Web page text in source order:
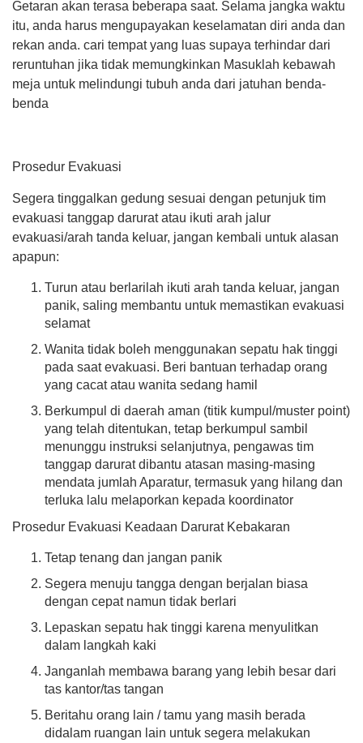
25 Juli 2026
34 Kali
Resmi Buka Turnamen
Olahraga di Nagari Koto Tuo
Getaran akan terasa beberapa saat. Selama jangka waktu
itu, anda harus mengupayakan keselamatan diri anda dan
rekan anda. cari tempat yang luas supaya terhindar dari
reruntuhan jika tidak memungkinkan Masuklah kebawah
meja untuk melindungi tubuh anda dari jatuhan benda-
benda
Prosedur Evakuasi
Segera tinggalkan gedung sesuai dengan petunjuk tim
evakuasi tanggap darurat atau ikuti arah jalur
evakuasi/arah tanda keluar, jangan kembali untuk alasan
apapun:
Turun atau berlarilah ikuti arah tanda keluar, jangan
panik, saling membantu untuk memastikan evakuasi
selamat
Wanita tidak boleh menggunakan sepatu hak tinggi
pada saat evakuasi. Beri bantuan terhadap orang
yang cacat atau wanita sedang hamil
Berkumpul di daerah aman (titik kumpul/muster point)
yang telah ditentukan, tetap berkumpul sambil
menunggu instruksi selanjutnya, pengawas tim
tanggap darurat dibantu atasan masing-masing
mendata jumlah Aparatur, termasuk yang hilang dan
terluka lalu melaporkan kepada koordinator
Prosedur Evakuasi Keadaan Darurat Kebakaran
Tetap tenang dan jangan panik
Segera menuju tangga dengan berjalan biasa
dengan cepat namun tidak berlari
Lepaskan sepatu hak tinggi karena menyulitkan
dalam langkah kaki
Janganlah membawa barang yang lebih besar dari
tas kantor/tas tangan
Beritahu orang lain / tamu yang masih berada
didalam ruangan lain untuk segera melakukan
Hasil Aset Nagari
Anggaran
Rp 4.500.000,00
Realisasi
Rp 0,00